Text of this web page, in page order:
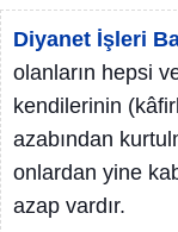
Diyanet İşleri
olanların hepsi
kendilerinin
azabından
onlardan yine
azap vardır.